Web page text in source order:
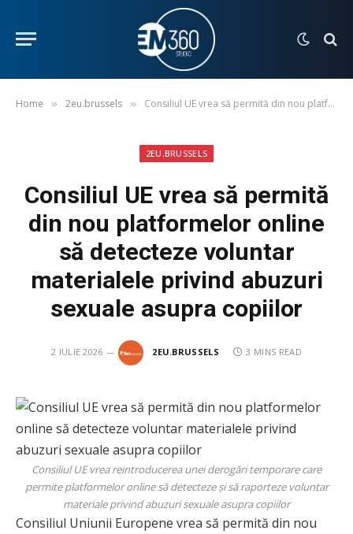
Home » 2eu.brussels » Consiliul UE vrea să permită din nou platformelor online să detecteze voluntar materialele privind abuzuri sexuale asupra copiilor
2EU.BRUSSELS
Consiliul UE vrea să permită
din nou platformelor online
să detecteze voluntar
materialele privind abuzuri
sexuale asupra copiilor
2 IULIE 2026 2EU.BRUSSELS 3 MINS READ
Consiliul UE vrea reintroducerea unei derogări temporare care
permite platformelor online să detecteze și să raporteze voluntar
materiale privind abuzuri sexuale asupra copiilor
Consiliul Uniunii Europene vrea să permită din nou